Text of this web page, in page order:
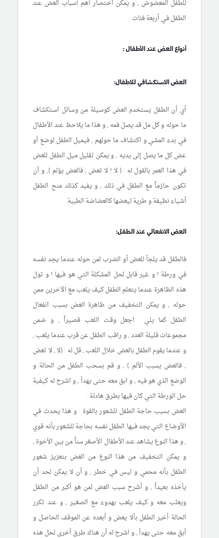
للطفل المعضوض , و يمكن اختصار أهم أسباب العض عند
الطفل في أربعة فئات :
أنواع العض عند الأطفال :
العض الاستكشافي للاطفال:
أي أن الطفل يستخدم العض كوسيلة من وسائل استكشاف
ما حوله و كل مل قد يصل فمه , و هذا ما يلاحظ عند الأطفال
في بدء المشي و اكتشاف ما حولهم , فيميل الطفل لوضع أو
عض كل ما يصل إلى يديه , و يمكن تقليل ميل الطفل للعض
في هذا العمر بالقول له : ( لا ! لا تعض , فالعض يؤلم ), و أن
تكون حازماً مع الطفل في ذلك , و يفيد كذلك منح الطفل
أشياء نظيفة و طرية ليعضها كالعضاضة الطبية.
العض الانفعالي عند الطفل:
فالطفل قد يلجأ للعض أو الضرب لمن حوله عندما يجد نفسه
في ورطة ! و غير قابل لحل المشكلة التي هو فيها ! و تول
هذه الظاهرة عندما يتعلم الطفل كيف يلعب مع الآخرين ممن
حوله , و يمكن التخفيف من ظاهرة العض بسبب انفعال
الطفل كما يلي : اجعل وقت اللعب قصيراً , و ضمن
مجموعات قليلة العدد , و راقب الطفل عن قرب عندما يلعب ,
و عندما يقوم الطفل بالعض خلال اللعب , قل له : (لا , لا تعض
, فالعض يسبب الألم ) , و قم بسحب الطفل من الحالة و
الوضع الذي هو فيه , و ابق معه حتى يهدأ , و اشرح له كيفية
حل الورطة التي كان فيها بطرق هادئة .
العض بسبب حاجة الطفل للشعور بالقوة : و هذا يحدث في
الأوضاع التي يجد فيها الطفل نفسه بحاجة للشعور بأنه قوي
, و هذا النوع يشاهد عند الأطفال الأصغر سناً من بين الأخوة ,
و يمكن التخفيف من هذا النوع من العض بتعزيز شعور
الطفل بأنه محمي و ليس في خطر , و أن لا يمكن لحد أن
يأخذه بعيداً , و أشرح سبب العض لمن هو أكبر من الطفل
ويعلب معه و كيف يلعب بهدوء مع الصغير , و عند تكرر
الحالة أخبر الطفل بألا يعض و أبعده عن الموقف الحاصل و
أبق معه حتى يهدأ , و اشرح له أن هناك طرق أخرى لحل هذه